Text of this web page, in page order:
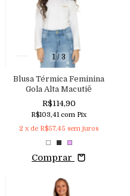
1/ 3
Blusa Térmica Feminina
Gola Alta Macutiě
R$114,90
R$103,41 com Pix
2 x de R$57,45 sem juros
Comprar